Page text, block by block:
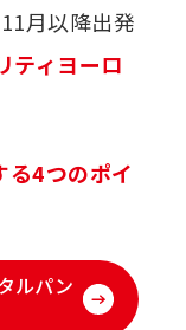
月以降出発
ティヨーロ
る4つのポイ
ルパン